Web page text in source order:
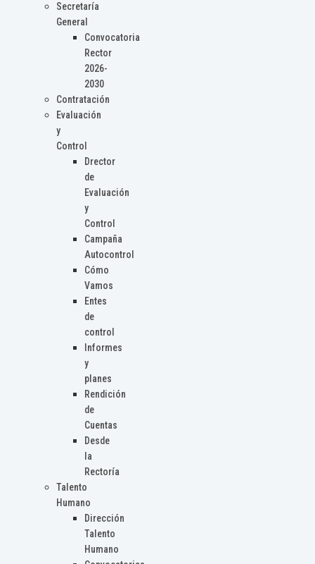
Secretaría
General
Convocatoria
Rector
2026-
2030
Contratación
Evaluación
y
Control
Drector
de
Evaluación
y
Control
Campaña
Autocontrol
Cómo
Vamos
Entes
de
control
Informes
y
planes
Rendición
de
Cuentas
Desde
la
Rectoría
Talento
Humano
Dirección
Talento
Humano